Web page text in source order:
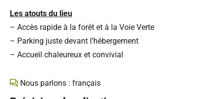
Les atouts du lieu
– Accès rapide à la forêt et à la Voie Verte
– Parking juste devant l’hébergement
– Accueil chaleureux et convivial
Nous parlons : français